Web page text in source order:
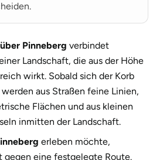
Pinneberg verbindet
Landschaft, die aus der Höhe
wirkt. Sobald sich der Korb
aus Straßen feine Linien,
Flächen und aus kleinen
inmitten der Landschaft.
erleben möchte,
eine festgelegte Route.